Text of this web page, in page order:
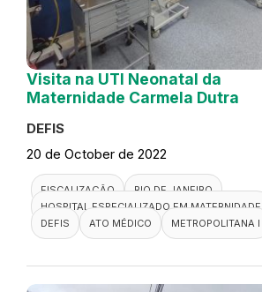
Visita na UTI Neonatal da
Maternidade Carmela Dutra
DEFIS
20 de October de 2022
FISCALIZAÇÃO
RIO DE JANEIRO
HOSPITAL ESPECIALIZADO EM MATERNIDADE
DEFIS
ATO MÉDICO METROPOLITANA I